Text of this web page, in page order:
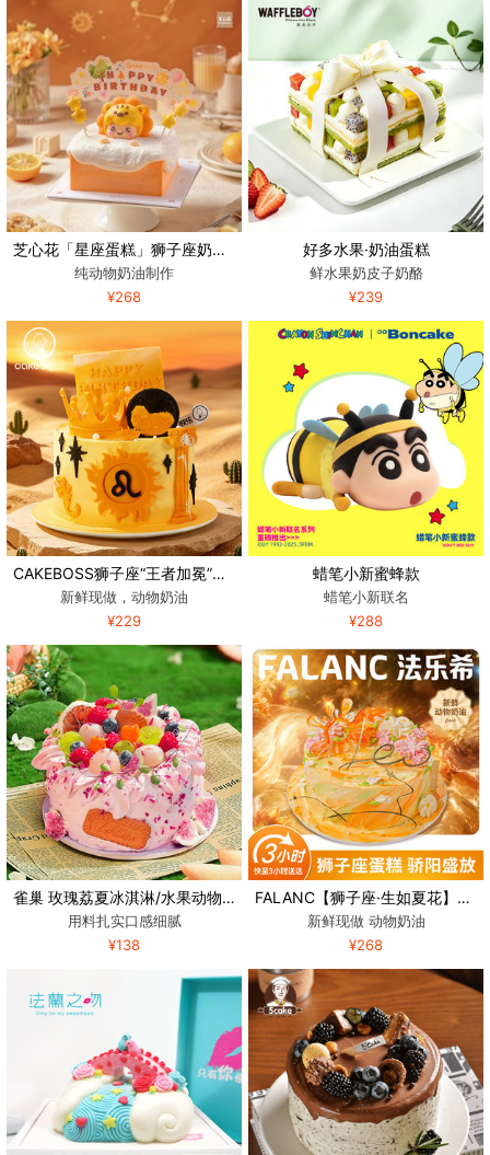
芝心花「星座蛋糕」狮子座奶油小方
纯动物奶油制作
¥268
好多水果·奶油蛋糕
鲜水果奶皮子奶酪
¥239
CAKEBOSS狮子座“王者加冕”水果奶油生日蛋糕
新鲜现做，动物奶油
¥229
蜡笔小新蜜蜂款
蜡笔小新联名
¥288
雀巢 玫瑰荔夏冰淇淋/水果动物奶油生日蛋糕
用料扎实口感细腻
¥138
FALANC【狮子座·生如夏花】0卡糖动物奶油慕斯蛋糕
新鲜现做 动物奶油
¥268